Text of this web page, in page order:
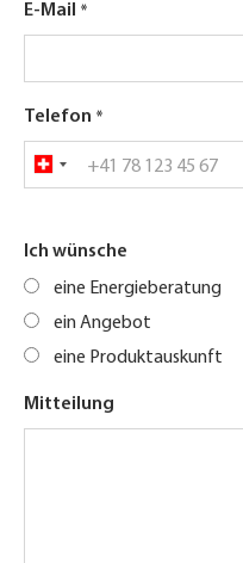
E-Mail
Telefon
Ich wünsche
eine Energieberatung
ein Angebot
eine Produktauskunft
Mitteilung